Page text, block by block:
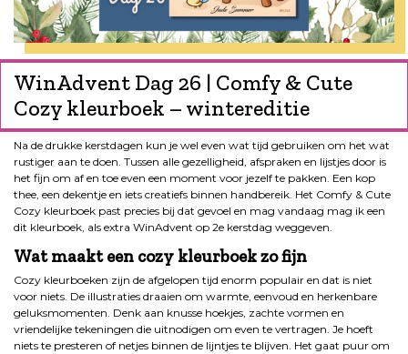
WinAdvent Dag 26 | Comfy & Cute
Cozy kleurboek – wintereditie
Na de drukke kerstdagen kun je wel even wat tijd gebruiken om het wat
rustiger aan te doen. Tussen alle gezelligheid, afspraken en lijstjes door is
het fijn om af en toe even een moment voor jezelf te pakken. Een kop
thee, een dekentje en iets creatiefs binnen handbereik. Het Comfy & Cute
Cozy kleurboek past precies bij dat gevoel en mag vandaag mag ik een
dit kleurboek, als extra WinAdvent op 2e kerstdag weggeven.
Wat maakt een cozy kleurboek zo fijn
Cozy kleurboeken zijn de afgelopen tijd enorm populair en dat is niet
voor niets. De illustraties draaien om warmte, eenvoud en herkenbare
geluksmomenten. Denk aan knusse hoekjes, zachte vormen en
vriendelijke tekeningen die uitnodigen om even te vertragen. Je hoeft
niets te presteren of netjes binnen de lijntjes te blijven. Het gaat puur om